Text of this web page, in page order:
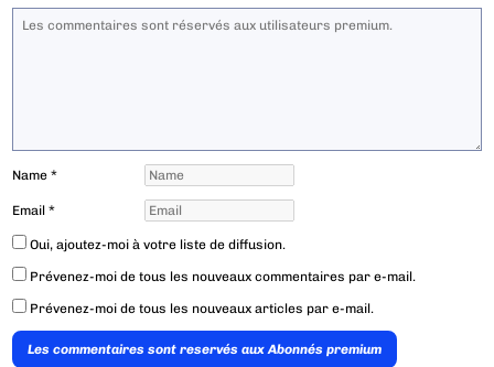
Name*
Email*
Oui, ajoutez-moi à votre liste de diffusion.
Prévenez-moi de tous les nouveaux commentaires par e-mail.
Prévenez-moi de tous les nouveaux articles par e-mail.
Les commentaires sont reservés aux Abonnés premium